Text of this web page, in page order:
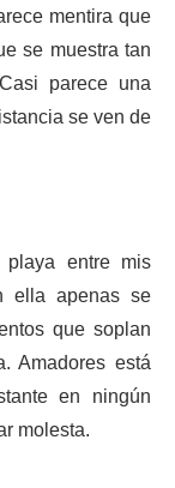
mentira que
se muestra tan
parece una
se ven de
entre mis
ella apenas se
que soplan
Amadores está
en ningún
molesta.